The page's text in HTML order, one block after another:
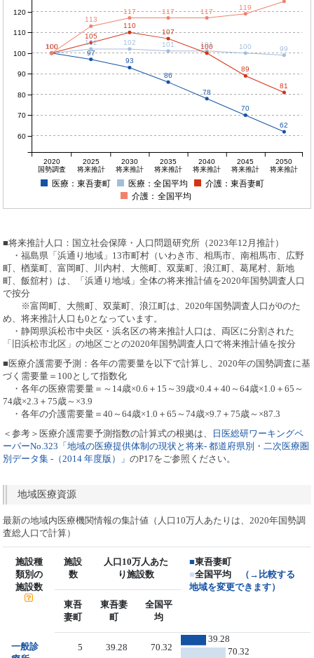
100
97
93
86
78
70
62
100
102 102 101 101 100 99
100
105
110
107
100
89
81
100
113
117 117 117
119
2020
国勢調査
2025
将来推計
2030
将来推計
2035
将来推計
2040
将来推計
2045
将来推計
2050
将来推計
60
70
80
90
100
110
120
医療：東吾妻町 医療：全国平均
介護：東吾妻町
介護：全国平均
■将来推計人口：国立社会保障・人口問題研究所（2023年12月推計）
・福島県「浜通り地域」13市町村（いわき市、相馬市、南相馬市、広野
町、楢葉町、富岡町、川内村、大熊町、双葉町、浪江町、葛尾村、新地
町、飯舘村）は、「浜通り地域」全体の将来推計値を2020年国勢調査人口
で按分
※富岡町、大熊町、双葉町、浪江町は、2020年国勢調査人口が0のた
め、将来推計人口も0となっています。
・静岡県浜松市中央区・浜名区の将来推計人口は、両区に分割された
「旧浜松市北区」の地区ごとの2020年国勢調査人口で将来推計値を按分
■医療介護需要予測：各年の需要量を以下で計算し、2020年の国勢調査に基
づく需要量＝100として指数化
・各年の医療需要量＝～14歳×0.6＋15～39歳×0.4＋40～64歳×1.0＋65～
74歳×2.3＋75歳～×3.9
・各年の介護需要量＝40～64歳×1.0＋65～74歳×9.7＋75歳～×87.3
＜参考＞医療介護需要予測指数の計算式の根拠は、
日医総研ワーキングペ
ーパーNo.323「地域の医療提供体制の現状と将来- 都道府県別・二次医療圏
別データ集 -（2014 年度版）」のP17をご参照ください。
地域医療資源
最新の地域内医療機関情報の集計値（人口10万人あたりは、2020年国勢調
査総人口で計算）
施設種
類別の
施設数
施設
数
人口10万人あた
り施設数
■東吾妻町
■全国平均
（→比較する
地域を変更できます）
東吾
妻町
東吾妻
町
全国平
均
一般診
5 39.28 70.32
39.28
70.32